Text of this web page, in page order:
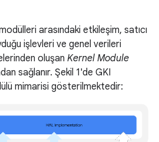
arasındaki etkileşim, satıcı
işlevleri ve genel verileri
oluşan Kernel Module
sağlanır. Şekil 1'de GKI
mimarisi gösterilmektedir: